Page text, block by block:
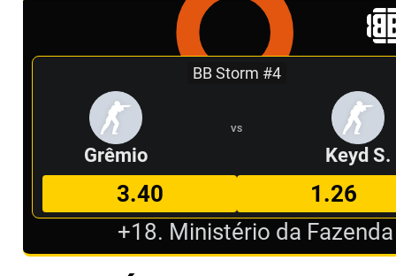
BB Storm #4
Grêmio
VS
Keyd S.
3.40
1.26
+18. Ministério da